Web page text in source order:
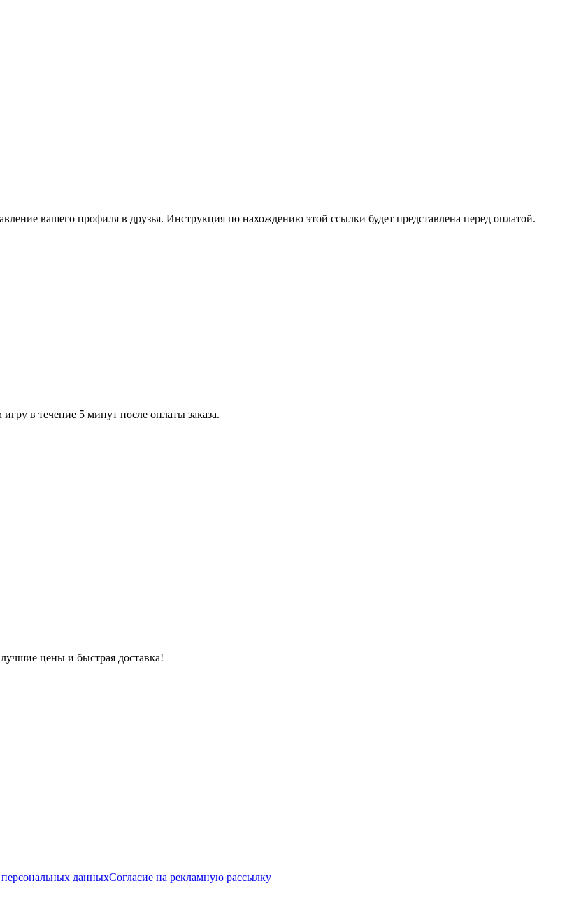
вашего профиля в друзья. Инструкция по нахождению этой ссылки будет представлена перед оплатой.
в течение 5 минут после оплаты заказа.
цены и быстрая доставка!
персональных данныхСогласие на рекламную рассылку